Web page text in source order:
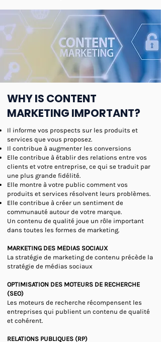
WHY IS CONTENT
MARKETING IMPORTANT?
Il informe vos prospects sur les produits et
services que vous proposez.
Il contribue à augmenter les conversions
Elle contribue à établir des relations entre vos
clients et votre entreprise, ce qui se traduit par
une plus grande fidélité.
Elle montre à votre public comment vos
produits et services résolvent leurs problèmes.
Elle contribue à créer un sentiment de
communauté autour de votre marque.
Un contenu de qualité joue un rôle important
dans toutes les formes de marketing.
MARKETING DES MÉDIAS SOCIAUX
La stratégie de marketing de contenu précède la
stratégie de médias sociaux
OPTIMISATION DES MOTEURS DE RECHERCHE
(SEO)
Les moteurs de recherche récompensent les
entreprises qui publient un contenu de qualité
et cohérent.
RELATIONS PUBLIQUES (RP)